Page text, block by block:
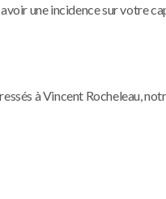
une incidence sur votre
à Vincent Rocheleau,